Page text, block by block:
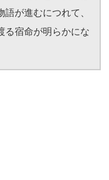
が進むにつれて、
る宿命が明らかにな